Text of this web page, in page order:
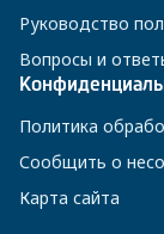
Руководство
Вопросы и
Политика
Сообщить о
Карта сайта